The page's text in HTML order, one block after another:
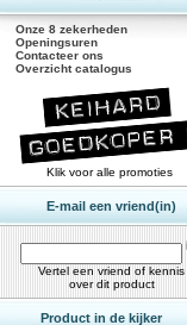
Onze 8 zekerheden
Openingsuren
Contacteer ons
Overzicht catalogus
Klik voor alle promoties
E-mail een vriend(in)
Vertel een vriend of kennis
over dit product
Product in de kijker